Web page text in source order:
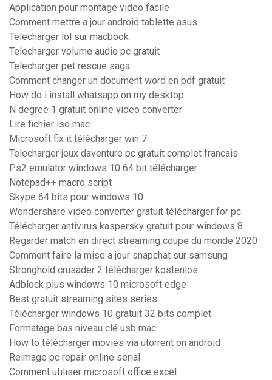
Application pour montage video facile
Comment mettre a jour android tablette asus
Telecharger lol sur macbook
Telecharger volume audio pc gratuit
Telecharger pet rescue saga
Comment changer un document word en pdf gratuit
How do i install whatsapp on my desktop
N degree 1 gratuit online video converter
Lire fichier iso mac
Microsoft fix it télécharger win 7
Telecharger jeux daventure pc gratuit complet francais
Ps2 emulator windows 10 64 bit télécharger
Notepad++ macro script
Skype 64 bits pour windows 10
Wondershare video converter gratuit télécharger for pc
Télécharger antivirus kaspersky gratuit pour windows 8
Regarder match en direct streaming coupe du monde 2020
Comment faire la mise a jour snapchat sur samsung
Stronghold crusader 2 télécharger kostenlos
Adblock plus windows 10 microsoft edge
Best gratuit streaming sites series
Télécharger windows 10 gratuit 32 bits complet
Formatage bas niveau clé usb mac
How to télécharger movies via utorrent on android
Reimage pc repair online serial
Comment utiliser microsoft office excel